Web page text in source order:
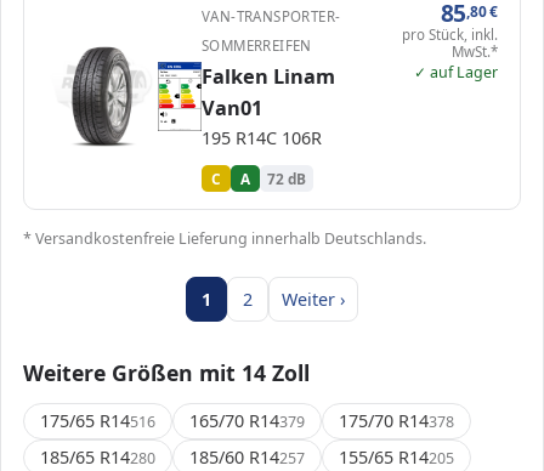
ENERG 563555
Falken
328037
195 R14C 106R
C2
A
B
C C
D
E
A
A
B
C
D
E
72 dB
VAN-TRANSPORTER-
SOMMERREIFEN
Falken Linam
Van01
195 R14C 106R
C A 72 dB
85,80€
pro Stück, inkl.
MwSt.*
✓ auf Lager
* Versandkostenfreie Lieferung innerhalb Deutschlands.
1 2 Weiter ›
Weitere Größen mit 14 Zoll
175/65 R14516 165/70 R14379 175/70 R14378
185/65 R14280 185/60 R14257 155/65 R14205